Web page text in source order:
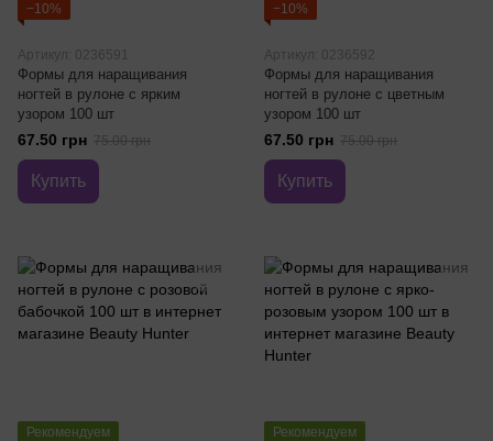
−10%
Артикул: 0236591
Формы для наращивания
ногтей в рулоне с ярким
узором 100 шт
67.50 грн 75.00 грн
Купить
−10%
Артикул: 0236592
Формы для наращивания
ногтей в рулоне с цветным
узором 100 шт
67.50 грн 75.00 грн
Купить
Рекомендуем
Рекомендуем